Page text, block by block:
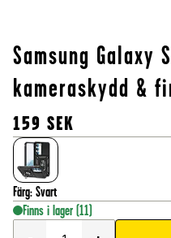
Samsung Galaxy
kameraskydd &
159 SEK
Färg: Svart
Finns i lager (11)